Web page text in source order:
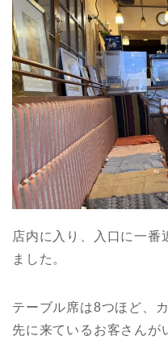
店内に入り、入口に一番
ました。
テーブル席は8つほど、
先に来ているお客さんが